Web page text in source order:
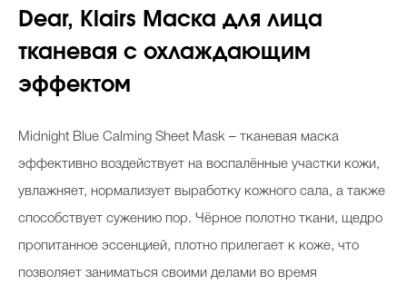
Dear, Klairs Маска для лица
тканевая с охлаждающим
эффектом
Midnight Blue Calming Sheet Mask – тканевая маска
эффективно воздействует на воспалённые участки кожи,
увлажняет, нормализует выработку кожного сала, а также
способствует сужению пор. Чёрное полотно ткани, щедро
пропитанное эссенцией, плотно прилегает к коже, что
позволяет заниматься своими делами во время